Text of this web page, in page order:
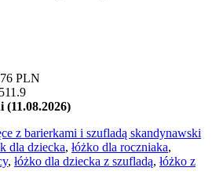
PLN
(11.08.2026)
z barierkami i szufladą skandynawski
dla dziecka, łóżko dla roczniaka,
, łóżko dla dziecka z szufladą, łóżko z